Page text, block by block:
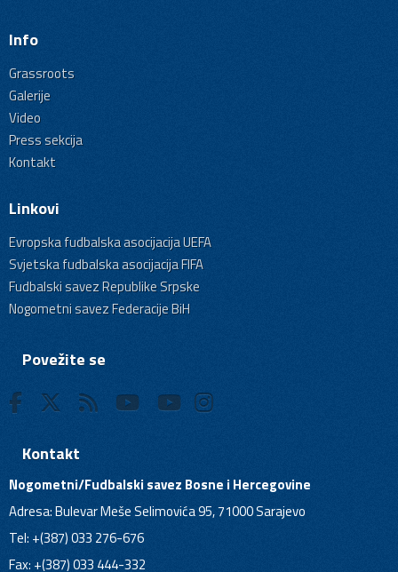
Info
Grassroots
Galerije
Video
Press sekcija
Kontakt
Linkovi
Evropska fudbalska asocijacija UEFA
Svjetska fudbalska asocijacija FIFA
Fudbalski savez Republike Srpske
Nogometni savez Federacije BiH
Povežite se
Kontakt
Nogometni/Fudbalski savez Bosne i Hercegovine
Adresa: Bulevar Meše Selimovića 95, 71000 Sarajevo
Tel: +(387) 033 276-676
Fax: +(387) 033 444-332